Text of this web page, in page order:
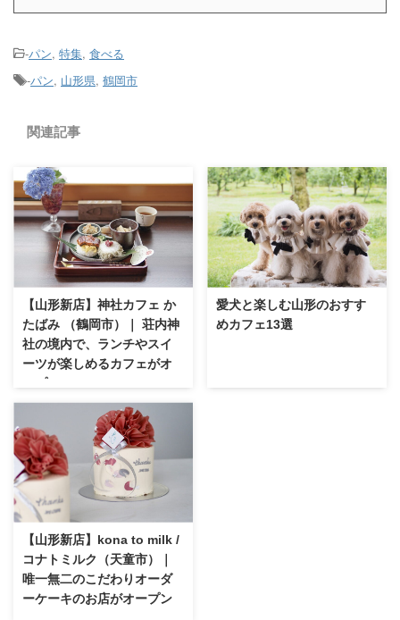
-パン, 特集, 食べる
-パン, 山形県, 鶴岡市
関連記事
【山形新店】神社カフェ か
たばみ （鶴岡市）｜ 荘内神
社の境内で、ランチやスイ
ーツが楽しめるカフェがオ
ープン
愛犬と楽しむ山形のおすす
めカフェ13選
【山形新店】kona to milk /
コナトミルク（天童市）｜
唯一無二のこだわりオーダ
ーケーキのお店がオープン